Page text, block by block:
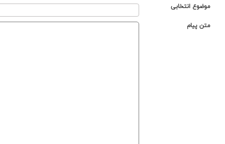
موضوع انتخابي
متن پيام